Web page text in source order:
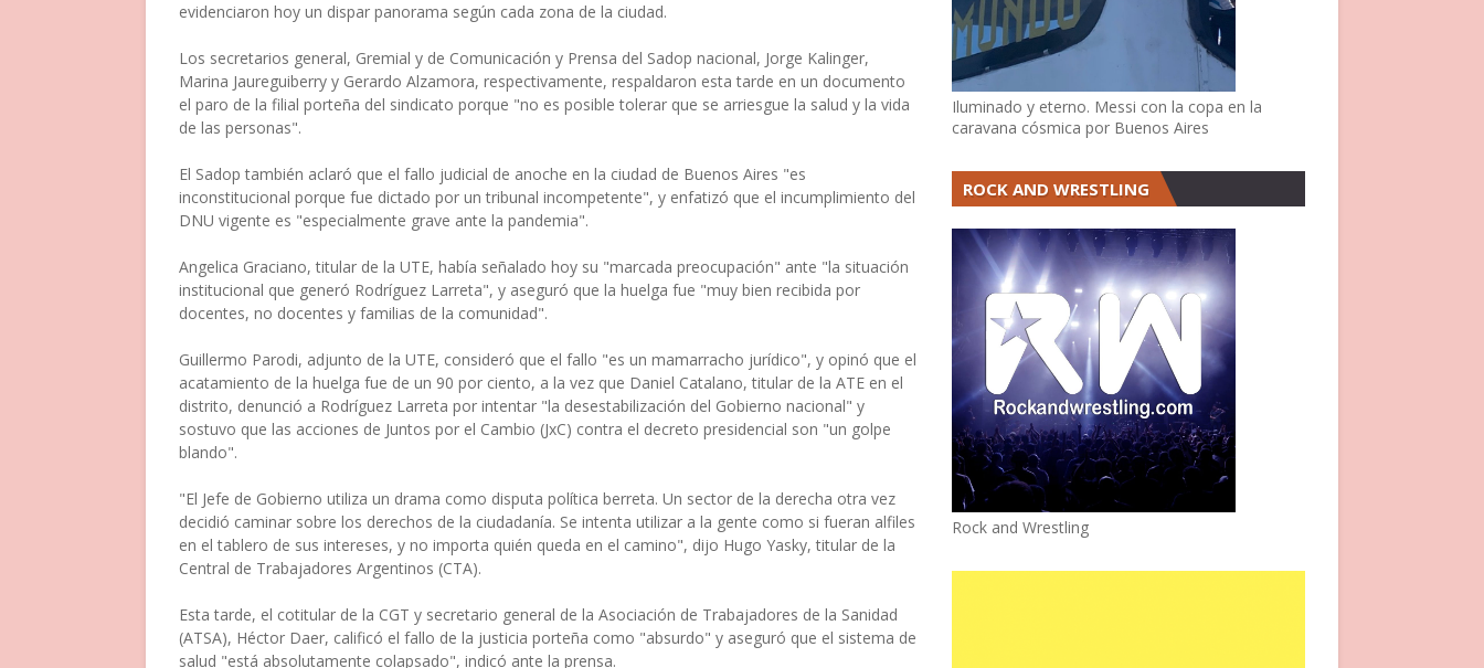
evidenciaron hoy un dispar panorama según cada zona de la ciudad.
Los secretarios general, Gremial y de Comunicación y Prensa del Sadop nacional, Jorge Kalinger,
Marina Jaureguiberry y Gerardo Alzamora, respectivamente, respaldaron esta tarde en un documento
el paro de la filial porteña del sindicato porque "no es posible tolerar que se arriesgue la salud y la vida
de las personas".
El Sadop también aclaró que el fallo judicial de anoche en la ciudad de Buenos Aires "es
inconstitucional porque fue dictado por un tribunal incompetente", y enfatizó que el incumplimiento del
DNU vigente es "especialmente grave ante la pandemia".
Angelica Graciano, titular de la UTE, había señalado hoy su "marcada preocupación" ante "la situación
institucional que generó Rodríguez Larreta", y aseguró que la huelga fue "muy bien recibida por
docentes, no docentes y familias de la comunidad".
Guillermo Parodi, adjunto de la UTE, consideró que el fallo "es un mamarracho jurídico", y opinó que el
acatamiento de la huelga fue de un 90 por ciento, a la vez que Daniel Catalano, titular de la ATE en el
distrito, denunció a Rodríguez Larreta por intentar "la desestabilización del Gobierno nacional" y
sostuvo que las acciones de Juntos por el Cambio (JxC) contra el decreto presidencial son "un golpe
blando".
"El Jefe de Gobierno utiliza un drama como disputa política berreta. Un sector de la derecha otra vez
decidió caminar sobre los derechos de la ciudadanía. Se intenta utilizar a la gente como si fueran alfiles
en el tablero de sus intereses, y no importa quién queda en el camino", dijo Hugo Yasky, titular de la
Central de Trabajadores Argentinos (CTA).
Esta tarde, el cotitular de la CGT y secretario general de la Asociación de Trabajadores de la Sanidad
(ATSA), Héctor Daer, calificó el fallo de la justicia porteña como "absurdo" y aseguró que el sistema de
salud "está absolutamente colapsado", indicó ante la prensa.
Iluminado y eterno. Messi con la copa en la
caravana cósmica por Buenos Aires
ROCK AND WRESTLING
Rock and Wrestling